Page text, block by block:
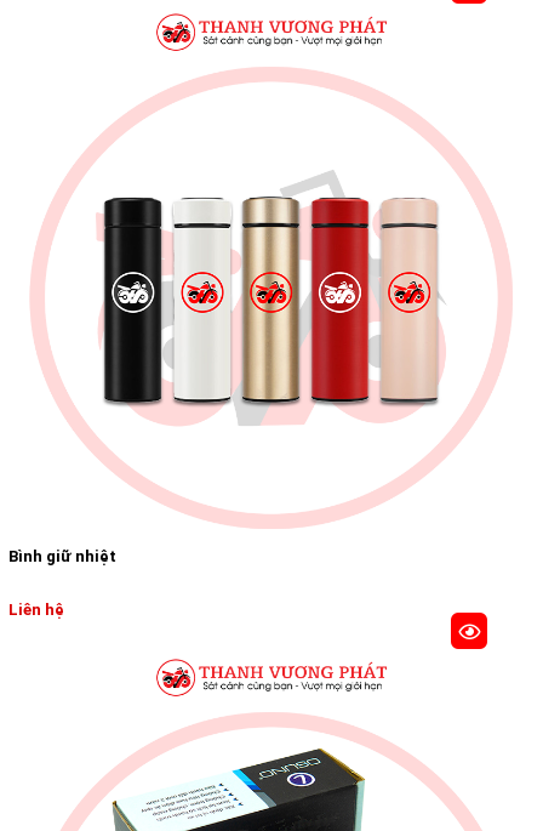
Bình giữ nhiệt
Liên hệ